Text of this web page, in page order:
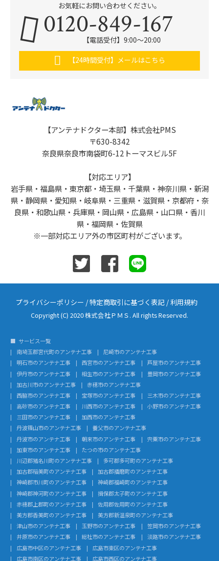
お気軽にお問い合わせください。
0120-849-167
【電話受付】9:00〜20:00
【24時間受付】メールはこちら
【アンテナドクター本部】株式会社PMS
〒630-8342
奈良県奈良市南袋町6-12トーマスビル5F
【対応エリア】
岩手県・福島県・東京都・埼玉県・千葉県・神奈川県・新潟
県・静岡県・愛知県・岐阜県・三重県・滋賀県・京都府・奈
良県・和歌山県・兵庫県・岡山県・広島県・山口県・香川
県・福岡県・佐賀県
※一部対応エリア外の市区町村がございます。
プライバシーポリシー /特定商取引に基づく表記 /利用規約
Copyright (C) 2020 株式会社ＰＭＳ. All rights Reserved.
サービス一覧
南埼玉郡宮代町のアンテナ工事
尼崎市のアンテナ工事
明石市のアンテナ工事
西宮市のアンテナ工事
芦屋市のアンテナ工事
伊丹市のアンテナ工事
相生市のアンテナ工事
豊岡市のアンテナ工事
加古川市のアンテナ工事
赤穂市のアンテナ工事
西脇市のアンテナ工事
宝塚市のアンテナ工事
三木市のアンテナ工事
高砂市のアンテナ工事
川西市のアンテナ工事
小野市のアンテナ工事
三田市のアンテナ工事
加西市のアンテナ工事
丹波篠山市のアンテナ工事
養父市のアンテナ工事
丹波市のアンテナ工事
朝来市のアンテナ工事
宍粟市のアンテナ工事
加東市のアンテナ工事
たつの市のアンテナ工事
川辺郡猪名川町のアンテナ工事
多可郡多可町のアンテナ工事
加古郡稲美町のアンテナ工事
加古郡播磨町のアンテナ工事
神崎郡市川町のアンテナ工事
神崎郡福崎町のアンテナ工事
神崎郡神河町のアンテナ工事
揖保郡太子町のアンテナ工事
赤穂郡上郡町のアンテナ工事
佐用郡佐用町のアンテナ工事
美方郡香美町のアンテナ工事
美方郡新温泉町のアンテナ工事
津山市のアンテナ工事
玉野市のアンテナ工事
笠岡市のアンテナ工事
井原市のアンテナ工事
総社市のアンテナ工事
淡路市のアンテナ工事
広島市中区のアンテナ工事
広島市東区のアンテナ工事
広島市南区のアンテナ工事
広島市西区のアンテナ工事